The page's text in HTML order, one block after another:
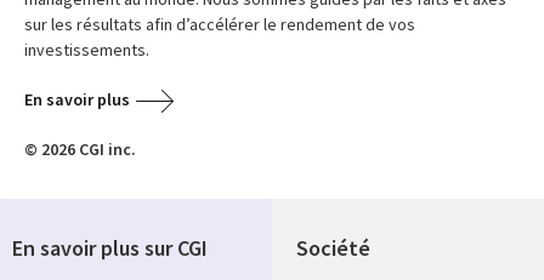
sur les résultats afin d’accélérer le rendement de vos
investissements.
En savoir plus
© 2026 CGI inc.
Société
En savoir plus sur CGI